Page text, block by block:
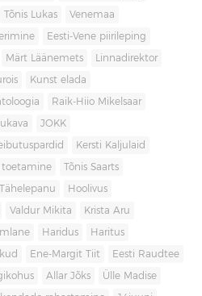
Tõnis Lukas Venemaa
Eesti-Vene piirileping
Märt Läänemets Linnadirektor
Kunst elada
Raik-Hiio Mikelsaar
JOKK
Kersti Kaljulaid
toetamine Tõnis Saarts
Tähelepanu Hoolivus
Valdur Mikita Krista Aru
Haridus Haritus
Ene-Margit Tiit Eesti Raudtee
Allar Jõks Ülle Madise